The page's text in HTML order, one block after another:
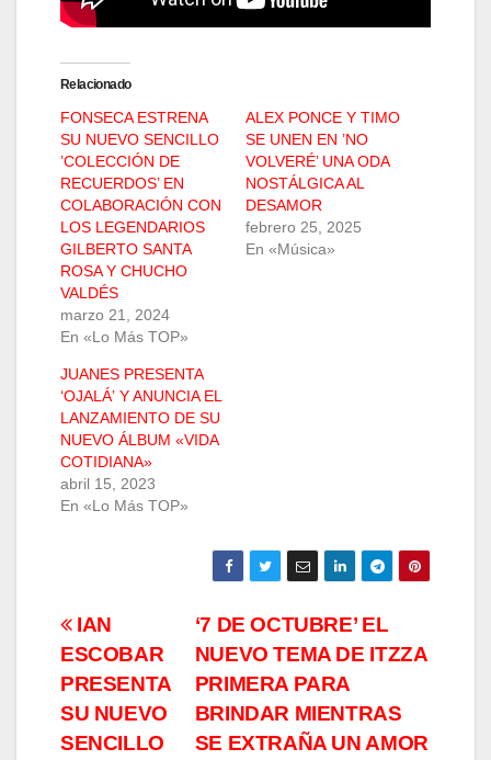
Relacionado
FONSECA ESTRENA
SU NUEVO SENCILLO
’COLECCIÓN DE
RECUERDOS’ EN
COLABORACIÓN CON
LOS LEGENDARIOS
GILBERTO SANTA
ROSA Y CHUCHO
VALDÉS
marzo 21, 2024
En «Lo Más TOP»
ALEX PONCE Y TIMO
SE UNEN EN ’NO
VOLVERÉ’ UNA ODA
NOSTÁLGICA AL
DESAMOR
febrero 25, 2025
En «Música»
JUANES PRESENTA
‘OJALÁ’ Y ANUNCIA EL
LANZAMIENTO DE SU
NUEVO ÁLBUM «VIDA
COTIDIANA»
abril 15, 2023
En «Lo Más TOP»
Navegación
de
entradas
‘7 DE OCTUBRE’ EL
NUEVO TEMA DE ITZZA
PRIMERA PARA
BRINDAR MIENTRAS
SE EXTRAÑA UN AMOR
IAN
ESCOBAR
PRESENTA
SU NUEVO
SENCILLO